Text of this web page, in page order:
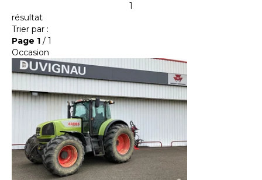
1
résultat
Trier par :
Page 1 / 1
Occasion